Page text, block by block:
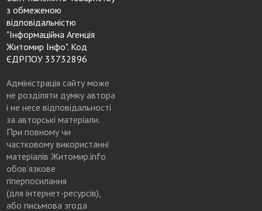
з обмеженою
відповідальністю
"Інформаційна Агенція
Житомир Інфо". Код
ЄДРПОУ 33732896
Адміністрація сайту може
не розділяти думку автора
і не несе відповідальності
за авторські матеріали.
При повному чи
частковому використанні
матеріалів Житомир.info
обов’язкове
гіперпосилання
(для інтернет-ресурсів),
або письмова згода